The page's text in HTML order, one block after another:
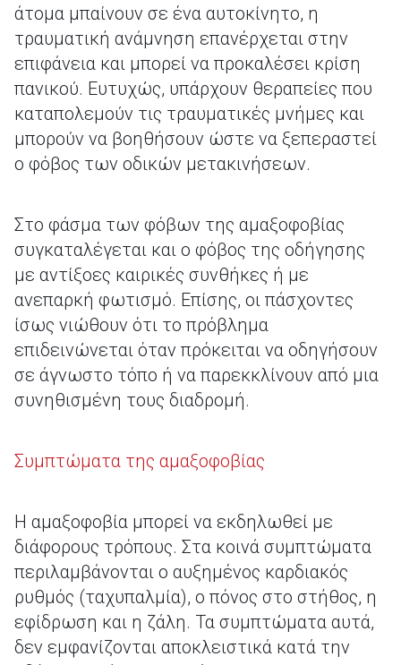
άτομα μπαίνουν σε ένα αυτοκίνητο, η
τραυματική ανάμνηση επανέρχεται στην
επιφάνεια και μπορεί να προκαλέσει κρίση
πανικού. Ευτυχώς, υπάρχουν θεραπείες που
καταπολεμούν τις τραυματικές μνήμες και
μπορούν να βοηθήσουν ώστε να ξεπεραστεί
ο φόβος των οδικών μετακινήσεων.
Στο φάσμα των φόβων της αμαξοφοβίας
συγκαταλέγεται και ο φόβος της οδήγησης
με αντίξοες καιρικές συνθήκες ή με
ανεπαρκή φωτισμό. Επίσης, οι πάσχοντες
ίσως νιώθουν ότι το πρόβλημα
επιδεινώνεται όταν πρόκειται να οδηγήσουν
σε άγνωστο τόπο ή να παρεκκλίνουν από μια
συνηθισμένη τους διαδρομή.
Συμπτώματα της αμαξοφοβίας
Η αμαξοφοβία μπορεί να εκδηλωθεί με
διάφορους τρόπους. Στα κοινά συμπτώματα
περιλαμβάνονται ο αυξημένος καρδιακός
ρυθμός (ταχυπαλμία), ο πόνος στο στήθος, η
εφίδρωση και η ζάλη. Τα συμπτώματα αυτά,
δεν εμφανίζονται αποκλειστικά κατά την